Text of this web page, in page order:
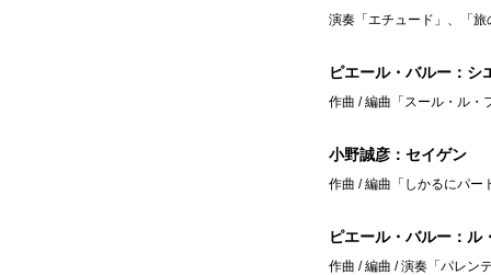
演奏「エチュード」、「
ピエール・バルー：シ
作曲 / 編曲「スール・ル・
小野誠彦：セイゲン
作曲 / 編曲「しかるにパー
ピエール・バルー：ル
作曲 / 編曲 / 演奏「パレン